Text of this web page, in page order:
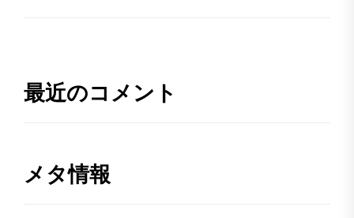
最近のコメント
メタ情報